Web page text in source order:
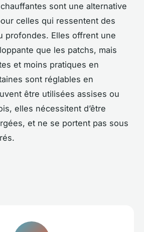
sont une alternative
celles qui ressentent des
profondes. Elles offrent une
que les patchs, mais
et moins pratiques en
sont réglables en
être utilisées assises ou
elles nécessitent d’être
et ne se portent pas sous